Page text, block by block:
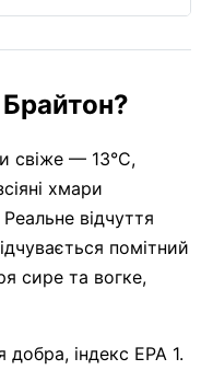
свіже — 13°C,
хмари
відчуття
помітний
сире та вогке,
добра, індекс EPA 1.